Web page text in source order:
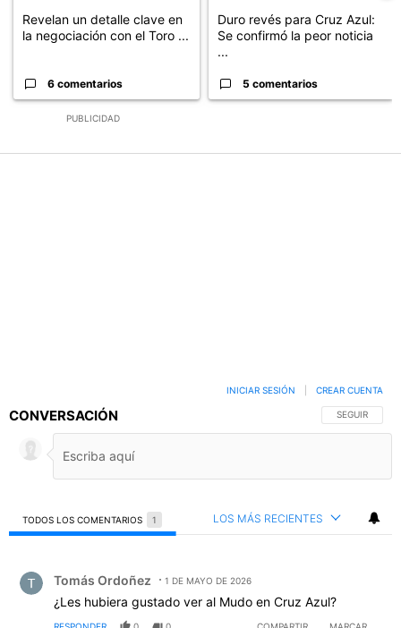
PUBLICIDAD
Revelan un detalle clave en
la negociación con el Toro ...
6 comentarios
Duro revés para Cruz Azul:
Se confirmó la peor noticia
...
5 comentarios
CONVERSACIÓN SIGA ESTA
SEGUIR
INICIAR SESIÓN CREAR CUENTA
TODOS LOS COMENTARIOS 1 LOS MÁS RECIENTES
Tomás Ordoñez 1 DE MAYO DE 2026
¿Les hubiera gustado ver al Mudo en Cruz Azul?